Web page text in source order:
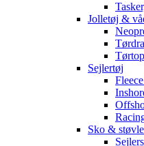
Jolletøj &
Sejlertøj
Sko &